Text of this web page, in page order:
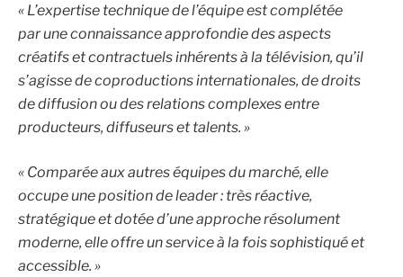
« L’expertise technique de l’équipe est complétée
par une connaissance approfondie des aspects
créatifs et contractuels inhérents à la télévision, qu’il
s’agisse de coproductions internationales, de droits
de diffusion ou des relations complexes entre
producteurs, diffuseurs et talents. »
« Comparée aux autres équipes du marché, elle
occupe une position de leader : très réactive,
stratégique et dotée d’une approche résolument
moderne, elle offre un service à la fois sophistiqué et
accessible. »